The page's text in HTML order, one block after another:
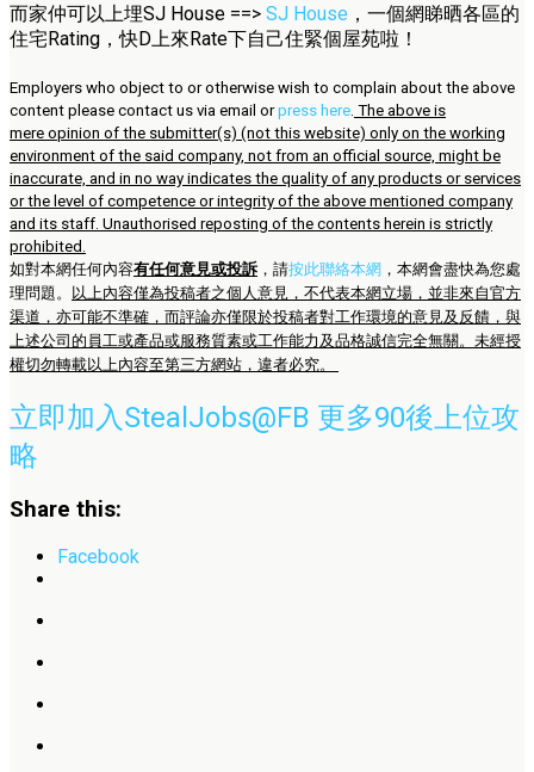
而家仲可以上埋SJ House ==> SJ House ，一個網睇晒各區的
住宅Rating，快D上來Rate下自己住緊個屋苑啦！
Employers who object to or otherwise wish to complain about the above
content please contact us via email orpress here The above is
mere opinion of the submitter(s) (not this website) only on the working
environment of the said company, not from an official source, might be
inaccurate, and in no way indicates the quality of any products or services
or the level of competence or integrity of the above mentioned company
and its staff. Unauthorised reposting of the contents herein is strictly
prohibited.
如對本網任何內容有任何意見或投訴 ，請按此聯絡本網 ，本網會盡快為您處
理問題。 以上內容僅為投稿者之個人意見，不代表本網立場，並非來自官方
渠道，亦可能不準確，而評論亦僅限於投稿者對工作環境的意見及反饋，與
上述公司的員工或產品或服務質素或工作能力及品格誠信完全無關。未經授
權切勿轉載以上內容至第三方網站，違者必究。
立即加入StealJobs@FB 更多90後上位攻
略
Share this:
Facebook